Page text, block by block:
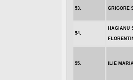
53. GRIGORE
54.
HAGIANU
55. ILIE